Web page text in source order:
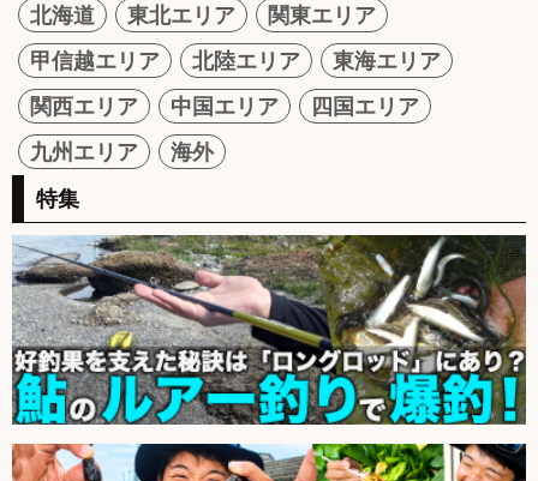
北海道 東北エリア
関東エリア
甲信越エリア
北陸エリア
東海エリア
関西エリア
中国エリア
四国エリア
九州エリア
海外
特集